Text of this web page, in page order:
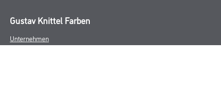
Gustav Knittel Farben
Unternehmen